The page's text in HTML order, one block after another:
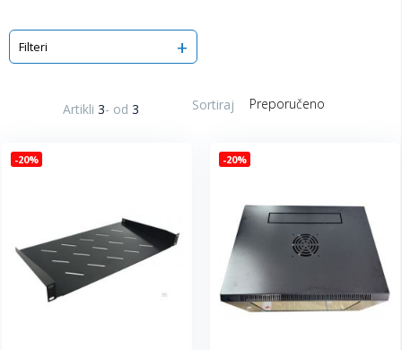
Filteri
Artikli 3- od 3 Sortiraj
-20% -20%